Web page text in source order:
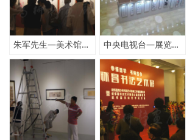
朱军先生—美术馆展览 （更多.....） 中央电视台—展览案例 （更多......）